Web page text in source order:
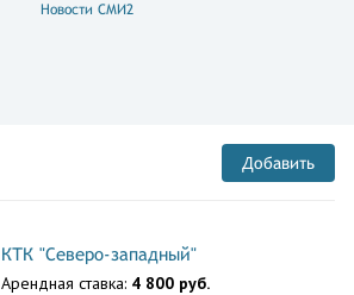
Новости СМИ2
Добавить
КТК "Северо-западный"
Арендная ставка: 4 800 руб.